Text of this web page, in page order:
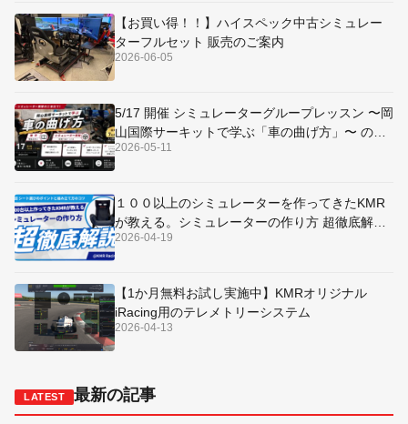
【お買い得！！】ハイスペック中古シミュレー
ターフルセット 販売のご案内
2026-06-05
5/17 開催 シミュレーターグループレッスン 〜岡
山国際サーキットで学ぶ「車の曲げ方」〜 のご
案内
2026-05-11
１００以上のシミュレーターを作ってきたKMR
が教える。シミュレーターの作り方 超徹底解説
～シート選びのポイントと組み立て方のコツ～
2026-04-19
【1か月無料お試し実施中】KMRオリジナル
iRacing用のテレメトリーシステム
2026-04-13
LATEST 最新の記事